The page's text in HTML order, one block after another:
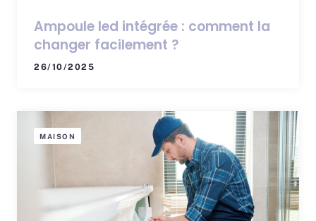
Ampoule led intégrée : comment la
changer facilement ?
26/10/2025
MAISON